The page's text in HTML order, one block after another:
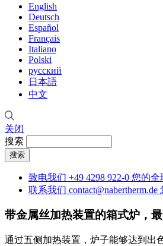
English
Deutsch
Español
Français
Italiano
Polski
русский
日本語
中文
关闭
搜索
致电我们 +49 4298 922-0 您的全
联系我们 contact@nabertherm.de
带金属丝加热装置的箱式炉，
通过五侧加热装置，炉子能够达到出